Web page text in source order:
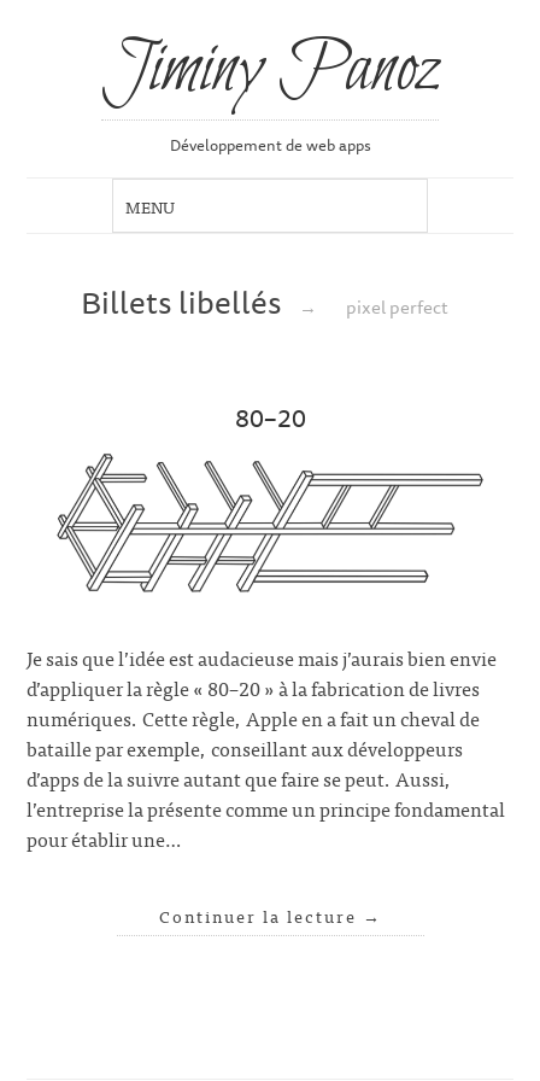
Jiminy Panoz
Développement de web apps
Billets libellés → pixel perfect
80–20
Je sais que l’idée est audacieuse mais j’aurais bien envie
d’appliquer la règle « 80–20 » à la fabrication de livres
numériques. Cette règle, Apple en a fait un cheval de
bataille par exemple, conseillant aux développeurs
d’apps de la suivre autant que faire se peut. Aussi,
l’entreprise la présente comme un principe fondamental
pour établir une…
Continuer la lecture →